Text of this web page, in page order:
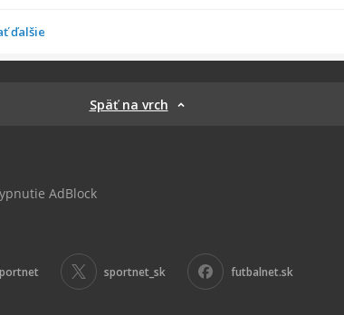
ďalšie
Späť na vrch
AdBlock
sportnet_sk futbalnet.sk